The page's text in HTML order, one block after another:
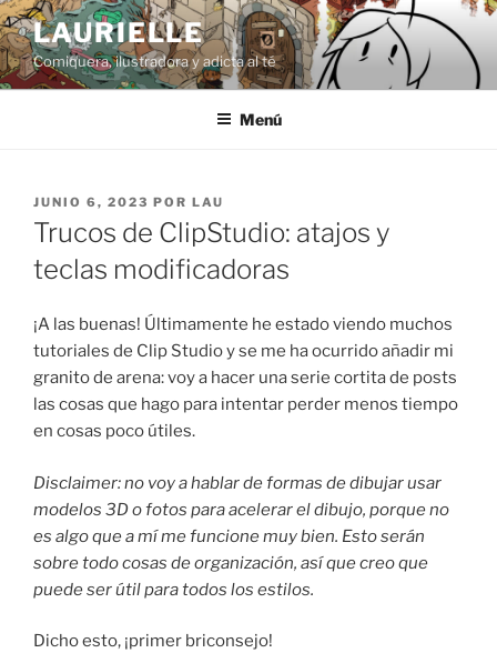
Saltar
al
contenido
LAURIELLE
Comiquera, ilustradora y adicta al té
Menú
PUBLICADO
EL
JUNIO 6, 2023 POR LAU
Trucos de ClipStudio: atajos y
teclas modificadoras
¡A las buenas! Últimamente he estado viendo muchos
tutoriales de Clip Studio y se me ha ocurrido añadir mi
granito de arena: voy a hacer una serie cortita de posts
las cosas que hago para intentar perder menos tiempo
en cosas poco útiles.
Disclaimer: no voy a hablar de formas de dibujar usar
modelos 3D o fotos para acelerar el dibujo, porque no
es algo que a mí me funcione muy bien. Esto serán
sobre todo cosas de organización, así que creo que
puede ser útil para todos los estilos.
Dicho esto, ¡primer briconsejo!